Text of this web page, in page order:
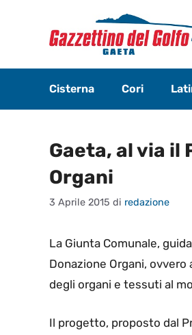
contenuto
Cisterna Cori
Gaeta, al via il
Organi
3 Aprile 2015 di redazione
La Giunta Comunale,
Donazione Organi,
degli organi e tessuti al
Il progetto, proposto dal